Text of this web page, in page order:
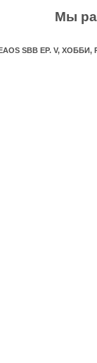
Мы
SBB EP. V, ХОББИ,